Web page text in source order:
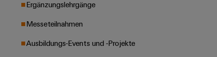
Schiffbau
Umfassende
Verbindungslösungen
die
Platform
easyConnect
Ergänzungslehrgänge
Messeteilnahmen
Ausbildungs-Events und -Projekte